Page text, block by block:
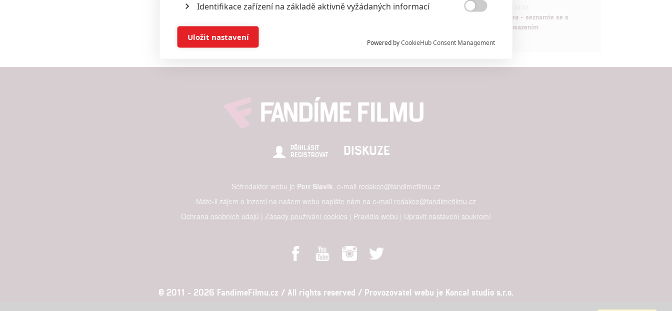
ČLÁNEK | 30.07.2026 03:42
Velké preview: Odyssea - seznamte se s
maximálně nabitým obsazením
PŘIHLÁSIT
REGISTROVAT
DISKUZE
Šéfredaktor webu je Petr Slavík , e-mail redakce@fandimefilmu.cz
Máte-li zájem o inzerci na našem webu napište nám na e-mail redakce@fandimefilmu.cz
Ochrana osobních údajů | Zásady používání cookies | Pravidla webu | Upravit nastavení soukromí
© 2011 - 2026 FandimeFilmu.cz / All rights reserved / Provozovatel webu je Koncal studio s.r.o.
Identifikace zařízení na základě aktivně vyžádaných informací
Ukládání a/nebo přístup k informacím v zařízení


Poskytování a zobrazování reklamy a obsahu
Powered byCookieHub Consent Management
Uložit nastavení